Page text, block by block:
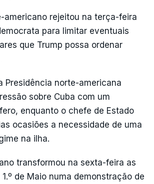
americano rejeitou na terça-feira
para limitar eventuais
que Trump possa ordenar
Presidência norte-americana
sobre Cuba com um
enquanto o chefe de Estado
ocasiões a necessidade de uma
na ilha.
transformou na sexta-feira as
de Maio numa demonstração de